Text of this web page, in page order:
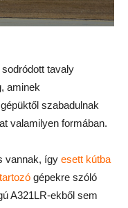
tavaly
aminek
szabadulnak
valamilyen formában.
vannak, így esett kútba
gépekre szóló
A321LR-ekből sem